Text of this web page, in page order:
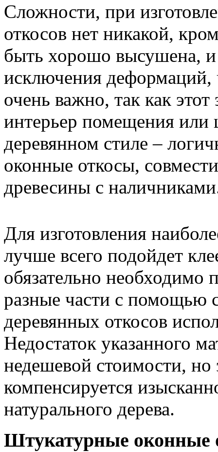
Сложности, при
откосов нет никакой,
быть хорошо высушена, и
исключения деформаций,
очень важно, так как
интерьер помещения
деревянном стиле –
оконные откосы,
древесины с
Для изготовления
лучше всего подойдет
обязательно необходимо
разные части с помощью
деревянных откосов
Недостаток указанного
недешевой стоимости, но
компенсируется
натурального дерева.
Штукатурные оконные